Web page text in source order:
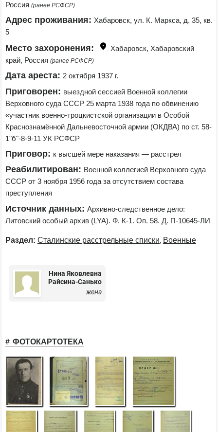
Россия (ранее РСФСР)
Адрес проживания: Хабаровск, ул. К. Маркса, д. 35, кв.
5
Место захоронения:
Хабаровск, Хабаровский
край, Россия (ранее РСФСР)
Дата ареста: 2 октября 1937 г.
Приговорен: выездной сессией Военной коллегии
Верховного суда СССР 25 марта 1938 года по обвинению
«участник военно-троцкистской организации в Особой
Краснознамённой Дальневосточной армии (ОКДВА) по ст. 58-
1"б"-8-9-11 УК РСФСР
Приговор: к высшей мере наказания — расстрел
Реабилитирован: Военной коллегией Верховного суда
СССР от 3 ноября 1956 года за отсутствием состава
преступления
Источник данных: Архивно-следственное дело:
Литовский особый архив (LYA). Ф. К-1. Оп. 58. Д. П-10645-ЛИ
Раздел: Сталинские расстрельные списки, Военные
Нина Яковлевна
Райсина-Санько
жена
ФОТОКАРТОТЕКА